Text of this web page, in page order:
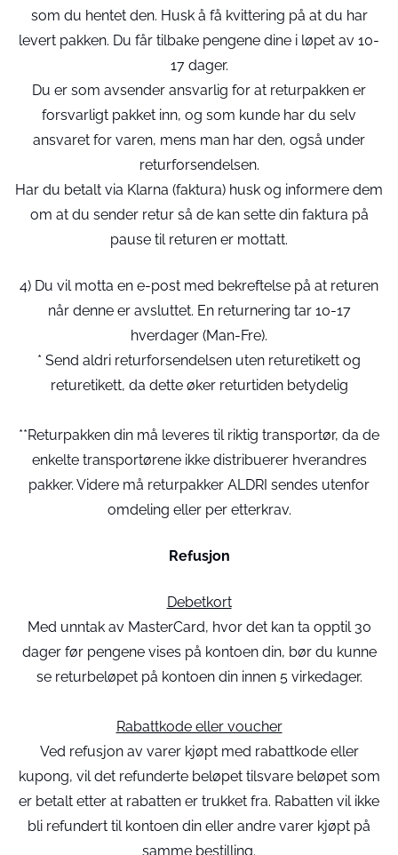
som du hentet den. Husk å få kvittering på at du har
levert pakken. Du får tilbake pengene dine i løpet av 10-
17 dager.
Du er som avsender ansvarlig for at returpakken er
forsvarligt pakket inn, og som kunde har du selv
ansvaret for varen, mens man har den, også under
returforsendelsen.
Har du betalt via Klarna (faktura) husk og informere dem
om at du sender retur så de kan sette din faktura på
pause til returen er mottatt.
4) Du vil motta en e-post med bekreftelse på at returen
når denne er avsluttet. En returnering tar 10-17
hverdager (Man-Fre).
* Send aldri returforsendelsen uten returetikett og
returetikett, da dette øker returtiden betydelig
**Returpakken din må leveres til riktig transportør, da de
enkelte transportørene ikke distribuerer hverandres
pakker. Videre må returpakker ALDRI sendes utenfor
omdeling eller per etterkrav.
Refusjon
Debetkort
Med unntak av MasterCard, hvor det kan ta opptil 30
dager før pengene vises på kontoen din, bør du kunne
se returbeløpet på kontoen din innen 5 virkedager.
Rabattkode eller voucher
Ved refusjon av varer kjøpt med rabattkode eller
kupong, vil det refunderte beløpet tilsvare beløpet som
er betalt etter at rabatten er trukket fra. Rabatten vil ikke
bli refundert til kontoen din eller andre varer kjøpt på
samme bestilling.